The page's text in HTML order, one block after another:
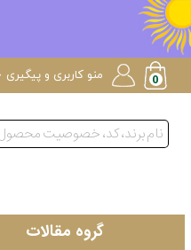
منو کاربری و پیگیری
گروه مقالات